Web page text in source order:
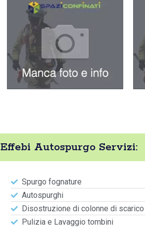
Effebi Autospurgo Servizi:
Spurgo fognature
Autospurghi
Disostruzione di colonne di
Pulizia e Lavaggio tombini